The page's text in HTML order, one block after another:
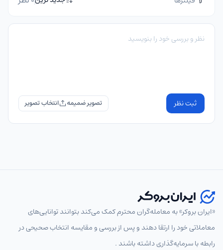
ثبت نظر تصویر ضمیمه
«ایران بروکر» به معامله‌گران محترم کمک می‌کند بتوانند توانایی‌های
معاملاتی خود را ارتقا دهند و پس از بررسی و مقایسه انتخاب‌ صحیحی در
رابطه با سرمایه‌گذاری داشته باشند .